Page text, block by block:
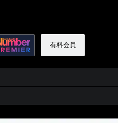
有料会員